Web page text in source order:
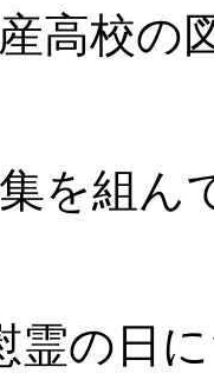
高校の
を組ん
霊の日